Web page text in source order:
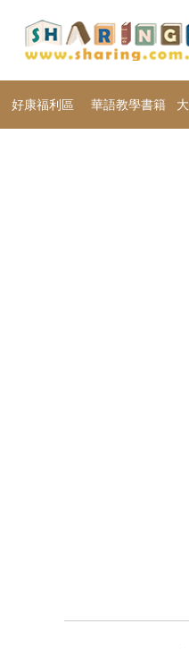
好康福利區 華語教學書籍